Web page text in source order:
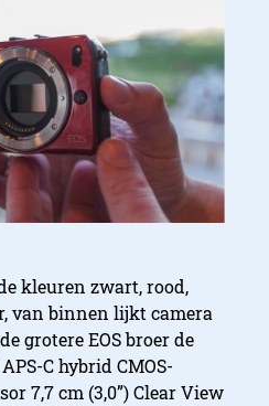
kleuren zwart, rood,
van binnen lijkt camera
grotere EOS broer de
C hybrid CMOS-
7,7 cm (3,0”) Clear View